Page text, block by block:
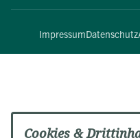
ImpressumDatenschutz
Cookies &